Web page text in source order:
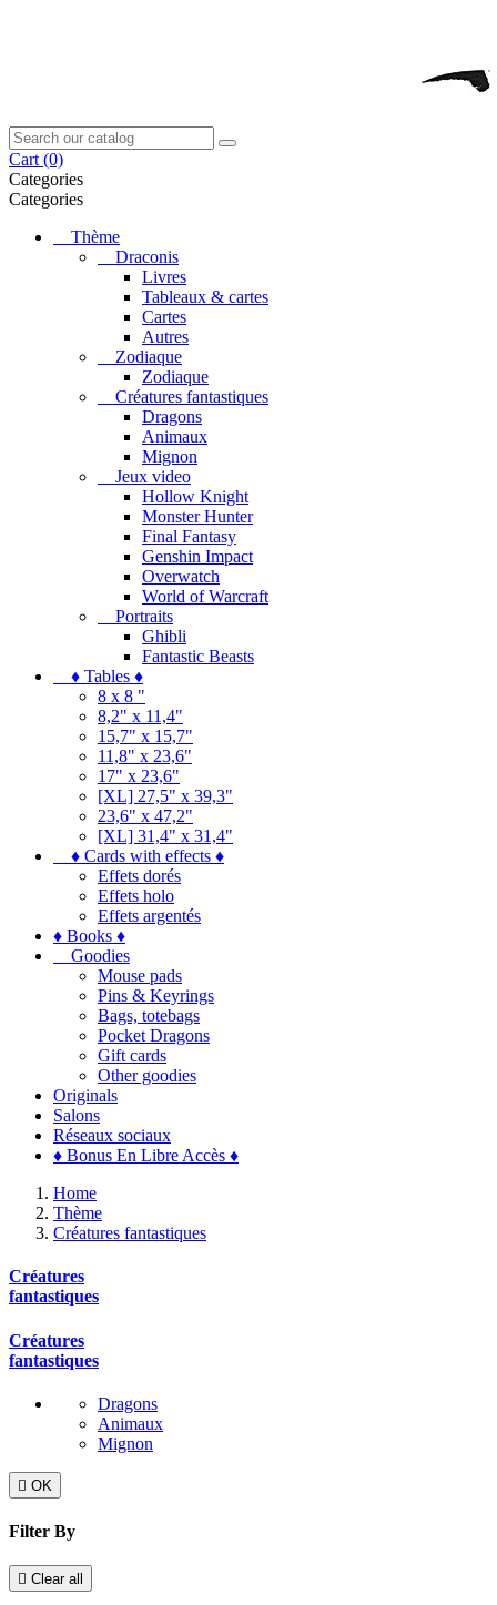
Cart (0)
Categories
Categories
Thème
Draconis
Livres
Tableaux & cartes
Cartes
Autres
Zodiaque
Zodiaque
Créatures fantastiques
Dragons
Animaux
Mignon
Jeux video
Hollow Knight
Monster Hunter
Final Fantasy
Genshin Impact
Overwatch
World of Warcraft
Portraits
Ghibli
Fantastic Beasts
♦ Tables ♦
8 x 8 "
8,2" x 11,4"
15,7" x 15,7"
11,8" x 23,6"
17" x 23,6"
[XL] 27,5" x 39,3"
23,6" x 47,2"
[XL] 31,4" x 31,4"
♦ Cards with effects ♦
Effets dorés
Effets holo
Effets argentés
♦ Books ♦
Goodies
Mouse pads
Pins & Keyrings
Bags, totebags
Pocket Dragons
Gift cards
Other goodies
Originals
Salons
Réseaux sociaux
♦ Bonus En Libre Accès ♦
Home
Thème
Créatures fantastiques
Créatures
fantastiques
Créatures
fantastiques
Dragons
Animaux
Mignon
 OK
Filter By
 Clear all